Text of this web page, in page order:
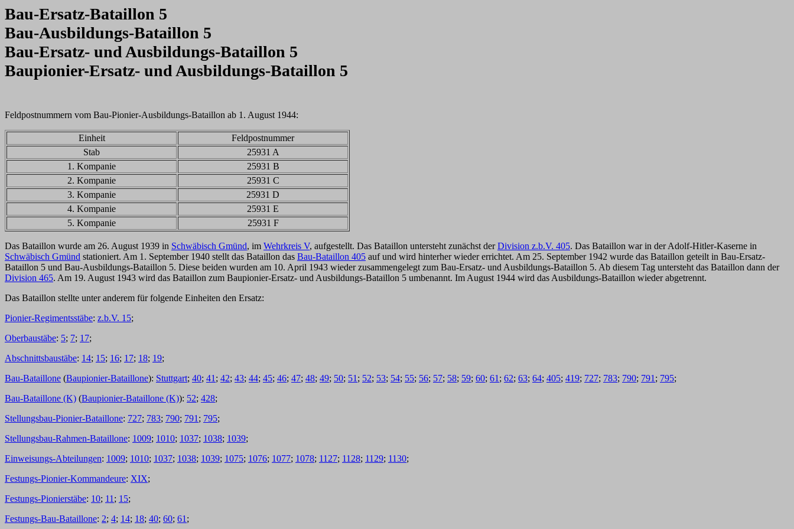
Bau-Ersatz-Bataillon 5
Bau-Ausbildungs-Bataillon 5
Bau-Ersatz- und Ausbildungs-Bataillon 5
Baupionier-Ersatz- und Ausbildungs-Bataillon 5
Feldpostnummern vom Bau-Pionier-Ausbildungs-Bataillon ab 1. August 1944:
Einheit
Feldpostnummer
Stab
25931 A
1. Kompanie
25931 B
2. Kompanie
25931 C
3. Kompanie
25931 D
4. Kompanie
25931 E
5. Kompanie
25931 F
Das Bataillon wurde am 26. August 1939 in Schwäbisch Gmünd, im Wehrkreis V, aufgestellt. Das Bataillon untersteht zunächst derDivision z.b.V. 405. Das Bataillon war in der Adolf-Hitler-Kaserne in
Schwäbisch Gmünd stationiert. Am 1. September 1940 stellt das Bataillon das Bau-Bataillon 405 auf und wird hinterher wieder errichtet. Am 25. September 1942 wurde das Bataillon geteilt in Bau-Ersatz-
Bataillon 5 und Bau-Ausbildungs-Bataillon 5. Diese beiden wurden am 10. April 1943 wieder zusammengelegt zum Bau-Ersatz- und Ausbildungs-Bataillon 5. Ab diesem Tag untersteht das Bataillon dann der
Division 465. Am 19. August 1943 wird das Bataillon zum Baupionier-Ersatz- und Ausbildungs-Bataillon 5 umbenannt. Im August 1944 wird das Ausbildungs-Bataillon wieder abgetrennt.
Das Bataillon stellte unter anderem für folgende Einheiten den Ersatz:
Pionier-Regimentsstäbe: z.b.V. 15;
Oberbaustäbe: 5; 7; 17;
Abschnittsbaustäbe: 14; 15; 16; 17; 18; 19;
Bau-Bataillone (Baupionier-Bataillone): Stuttgart; 40; 41 ; 42; 43; 44; 45; 46; 47; 48; 49; 50; 51 ; 52; 53; 54; 55; 56; 57; 58; 59; 60; 61 ; 62; 63; 64; 405; 419; 727; 783; 790; 791 ; 795;
Bau-Bataillone (K) (Baupionier-Bataillone (K)): 52; 428;
Stellungsbau-Pionier-Bataillone: 727; 783; 790; 791 ; 795;
Stellungsbau-Rahmen-Bataillone: 1009; 1010; 1037; 1038; 1039;
Einweisungs-Abteilungen: 1009; 1010; 1037; 1038; 1039; 1075; 1076; 1077; 1078; 1127; 1128; 1129; 1130;
Festungs-Pionier-Kommandeure: XIX;
Festungs-Pionierstäbe: 10; 11 ; 15;
Festungs-Bau-Bataillone: 2; 4; 14; 18; 40; 60; 61 ;